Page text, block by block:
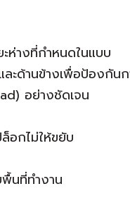
ห่างที่กำหนดในแบบ
ะด้านข้างเพื่อป้องกัน
อย่างชัดเจน
อกไม่ให้ขยับ
นที่ทำงาน